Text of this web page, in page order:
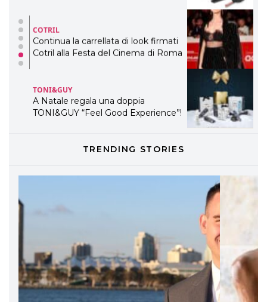
TONI&GUY
A Natale regala una doppia
TONI&GUY “Feel Good Experience”!
LABEL.M lancia la sua innovativa ed
eco-sostenibile linea di prodotti
professionali
Davines presenta cofanetti beauty
ogni capello
TRENDING STORIES